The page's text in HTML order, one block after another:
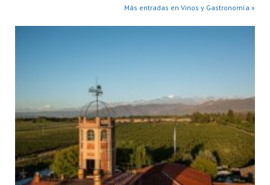
Más entradas en Vinos y Gastronomía »